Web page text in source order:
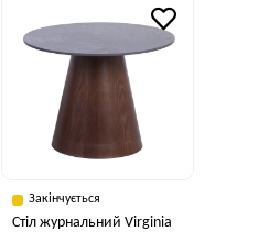
Закінчується
Стіл журнальний Virginia